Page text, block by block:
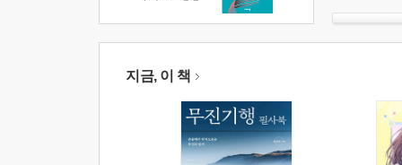
지금, 이 책